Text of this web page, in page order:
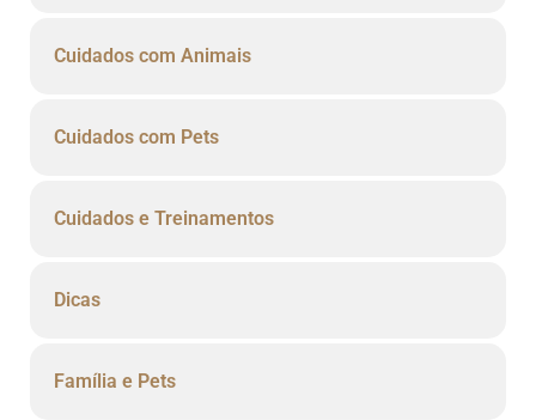
Cuidados com Animais
Cuidados com Pets
Cuidados e Treinamentos
Dicas
Família e Pets